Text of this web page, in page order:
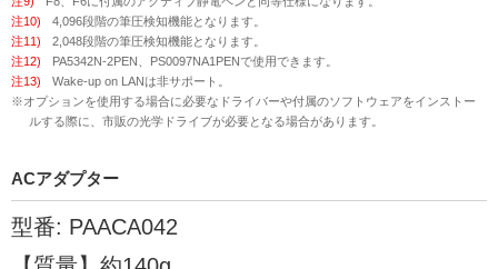
注10)
4,096段階の筆圧検知機能となります。
注11)
2,048段階の筆圧検知機能となります。
注12)
PA5342N-2PEN、PS0097NA1PENで使用できます。
注13)
Wake-up on LANは非サポート。
※オプションを使用する場合に必要なドライバーや付属のソフトウェアをインストー
ルする際に、市販の光学ドライブが必要となる場合があります。
ACアダプター
型番: PAACA042